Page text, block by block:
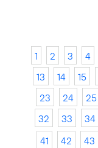
1 2 3 4
13
14 15
23
24 25
32
33 34
41
42 43